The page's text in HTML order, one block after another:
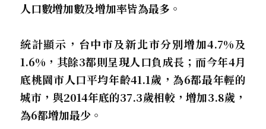
人口數增加數及增加率皆為最多。
統計顯示，台中市及新北市分別增加4.7%及
1.6%，其餘3都則呈現人口負成長；而今年4月
底桃園市人口平均年齡41.1歲，為6都最年輕的
城市，與2014年底的37.3歲相較，增加3.8歲，
為6都增加最少。